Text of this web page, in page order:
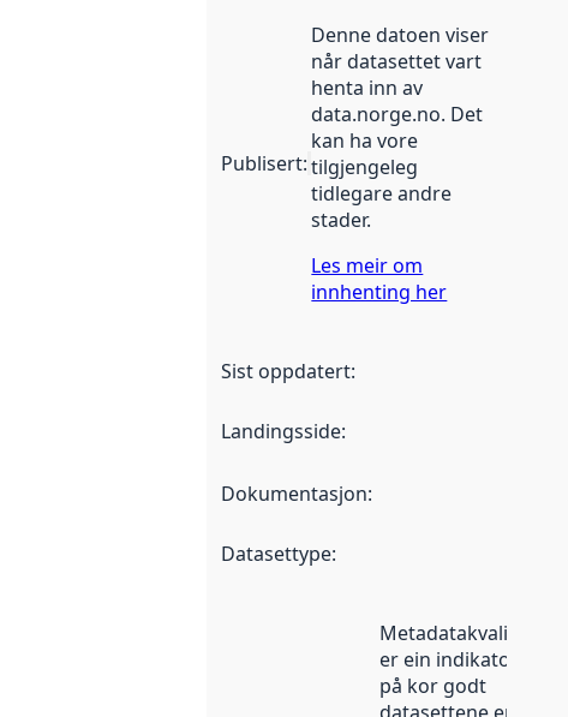
Publisert:
Denne datoen viser
når datasettet vart
henta inn av
data.norge.no. Det
kan ha vore
tilgjengeleg
tidlegare andre
stader.
Les meir om
innhenting her
Sist oppdatert:
Landingsside:
Dokumentasjon:
Datasettype:
Metadatakvalitet
er ein indikator
på kor godt
datasettene er